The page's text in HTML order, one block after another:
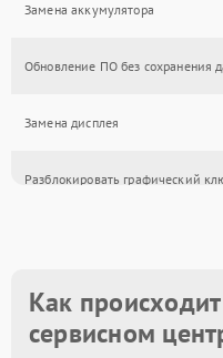
Замена аккумулятора
Обновление ПО без сохранения
Замена дисплея
Разблокировать графический
Замена гнезда зарядки
Замена тачскрина
Как
сервисном